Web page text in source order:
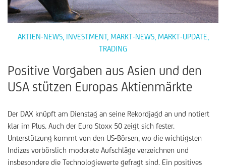
AKTIEN-NEWS, INVESTMENT, MARKT-NEWS, MARKT-UPDATE
TRADING
Positive Vorgaben aus Asien und den
USA stützen Europas Aktienmärkte
Der DAX knüpft am Dienstag an seine Rekordjagd an und notiert
klar im Plus. Auch der Euro Stoxx 50 zeigt sich fester.
Unterstützung kommt von den US-Börsen, wo die wichtigsten
Indizes vorbörslich moderate Aufschläge verzeichnen und
insbesondere die Technologiewerte gefragt sind. Ein positives